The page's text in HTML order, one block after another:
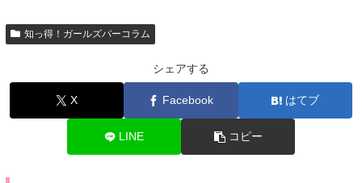
知っ得！ガールズバーコラム
シェアする
X Facebook はてブ
LINE コピー